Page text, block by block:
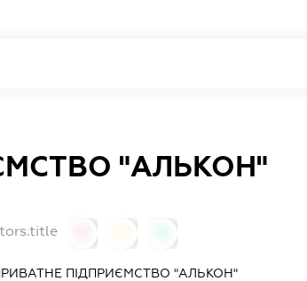
"АЛЬКОН"
ПІДПРИЄМСТВО "АЛЬКОН"